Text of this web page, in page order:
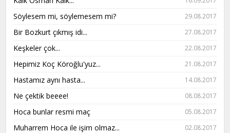
Söylesem mi, söylemesem mi? 29.08.2017
Bir Bozkurt çıkmış idi... 27.08.2017
Keşkeler çok... 22.08.2017
Hepimiz Koç Köroğlu'yuz... 21.08.2017
Hastamız aynı hasta... 14.08.2017
Ne çektik beeee! 08.08.2017
Hoca bunlar resmi maç 05.08.2017
Muharrem Hoca ile işim olmaz... 02.08.2017